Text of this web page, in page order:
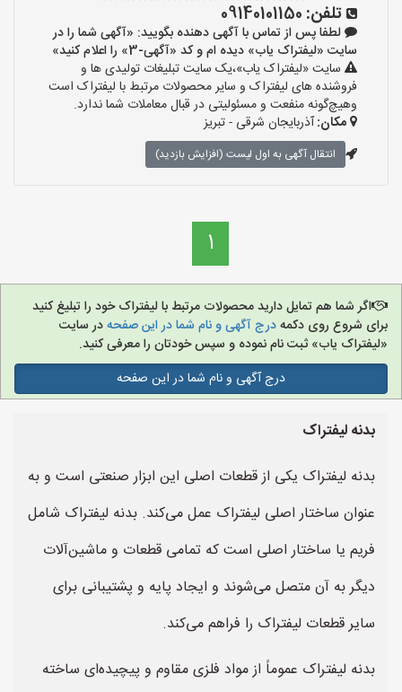
تلفن: 09140101150
لطفا پس از تماس با آگهی دهنده بگویید: «آگهی شما را در
سایت «لیفتراک یاب» دیده ام و کد «آگهی-3» را اعلام کنید»
سایت «لیفتراک یاب»،یک سایت تبلیغات تولیدی ها و
فروشنده های لیفتراک و سایر محصولات مرتبط با لیفتراک است
وهیچ‌گونه منفعت و مسئولیتی در قبال معاملات شما ندارد.
مکان:آذربایجان شرقی - تبریز
انتقال آگهی به اول لیست (افزایش بازدید)
1
اگر شما هم تمایل دارید محصولات مرتبط با لیفتراک خود را تبلیغ کنید
برای شروع روی دکمهدرج آگهی و نام شما در این صفحهدر سایت
«لیفتراک یاب» ثبت نام نموده و سپس خودتان را معرفی کنید.
درج آگهی و نام شما در این صفحه
بدنه لیفتراک
بدنه لیفتراک یکی از قطعات اصلی این ابزار صنعتی است و به
عنوان ساختار اصلی لیفتراک عمل می‌کند. بدنه لیفتراک شامل
فریم یا ساختار اصلی است که تمامی قطعات و ماشین‌آلات
دیگر به آن متصل می‌شوند و ایجاد پایه و پشتیبانی برای
سایر قطعات لیفتراک را فراهم می‌کند.
بدنه لیفتراک عموماً از مواد فلزی مقاوم و پیچیده‌ای ساخته